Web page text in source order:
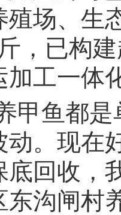
殖场、生
，已构
加工一体
甲鱼都
动。现在
底回收，
东沟闸村